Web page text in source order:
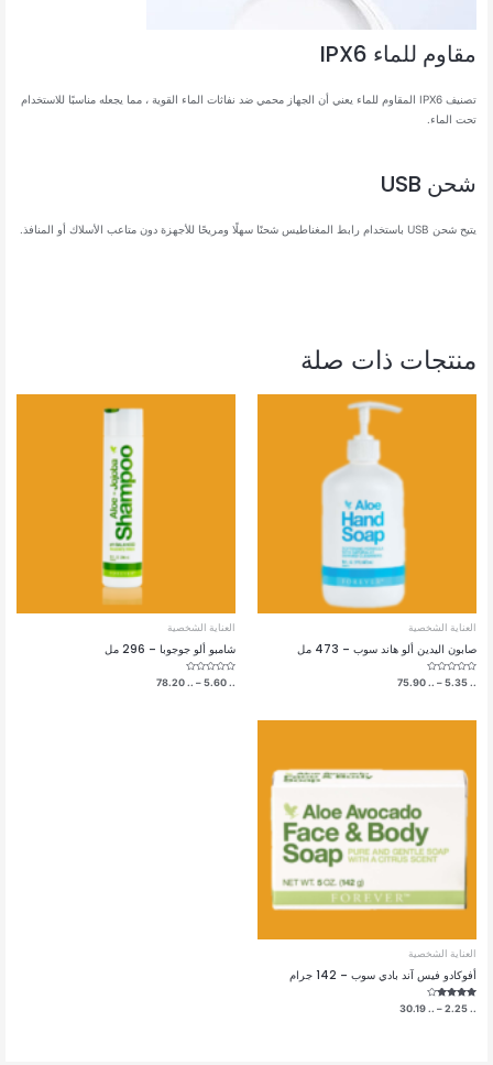
مقاوم للماء IPX6
تصنيف IPX6 المقاوم للماء يعني أن الجهاز محمي ضد نفاثات الماء القوية ، مما يجعله مناسبًا للاستخدام
تحت الماء.
شحن USB
يتيح شحن USB باستخدام رابط المغناطيس شحنًا سهلًا ومريحًا للأجهزة دون متاعب الأسلاك أو المنافذ.
منتجات ذات صلة
العناية الشخصية
صابون اليدين ألو هاند سوب – 473 مل
تم
التقييم
5.35 ..
–
75.90 ..
نطاق
العناية الشخصية
شامبو ألو جوجوبا – 296 مل
تم
التقييم
5.60 ..
–
78.20 ..
نطاق
العناية الشخصية
أفوكادو فيس آند بادي سوب – 142 جرام
تم التقييم
4.00
2.25 ..
–
30.19 ..
نطاق